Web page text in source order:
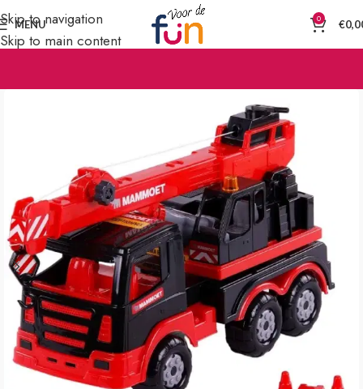
Skip to navigation
Skip to main content
MENU 0 €